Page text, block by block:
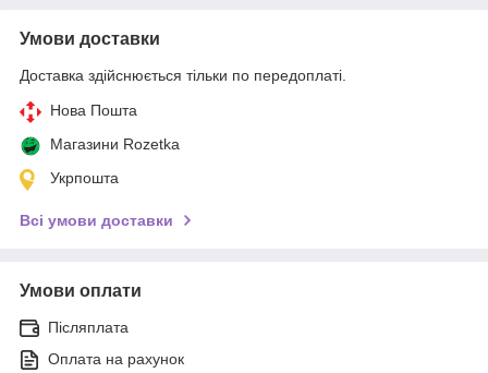
Умови доставки
Доставка здійснюється тільки по передоплаті.
Нова Пошта
Магазини Rozetka
Укрпошта
Всі умови доставки
Умови оплати
Післяплата
Оплата на рахунок